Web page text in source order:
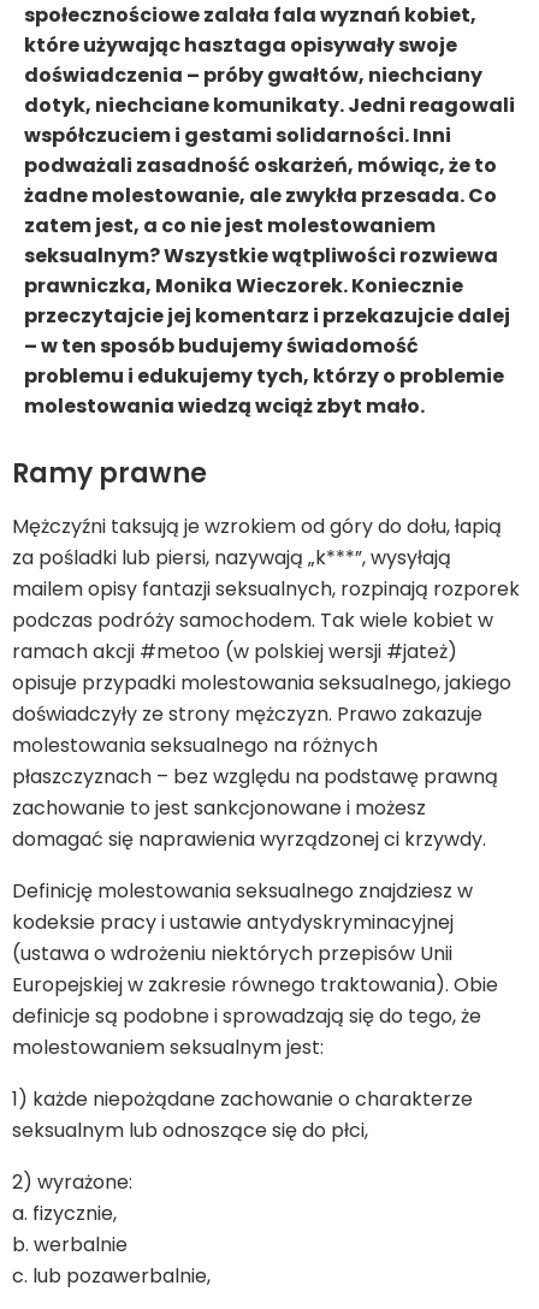
społecznościowe zalała fala wyznań kobiet,
które używając hasztaga opisywały swoje
doświadczenia – próby gwałtów, niechciany
dotyk, niechciane komunikaty. Jedni reagowali
współczuciem i gestami solidarności. Inni
podważali zasadność oskarżeń, mówiąc, że to
żadne molestowanie, ale zwykła przesada. Co
zatem jest, a co nie jest molestowaniem
seksualnym? Wszystkie wątpliwości rozwiewa
prawniczka, Monika Wieczorek. Koniecznie
przeczytajcie jej komentarz i przekazujcie dalej
– w ten sposób budujemy świadomość
problemu i edukujemy tych, którzy o problemie
molestowania wiedzą wciąż zbyt mało.
Ramy prawne
Mężczyźni taksują je wzrokiem od góry do dołu, łapią
za pośladki lub piersi, nazywają „k***”, wysyłają
mailem opisy fantazji seksualnych, rozpinają rozporek
podczas podróży samochodem. Tak wiele kobiet w
ramach akcji #metoo (w polskiej wersji #jateż)
opisuje przypadki molestowania seksualnego, jakiego
doświadczyły ze strony mężczyzn. Prawo zakazuje
molestowania seksualnego na różnych
płaszczyznach – bez względu na podstawę prawną
zachowanie to jest sankcjonowane i możesz
domagać się naprawienia wyrządzonej ci krzywdy.
Definicję molestowania seksualnego znajdziesz w
kodeksie pracy i ustawie antydyskryminacyjnej
(ustawa o wdrożeniu niektórych przepisów Unii
Europejskiej w zakresie równego traktowania). Obie
definicje są podobne i sprowadzają się do tego, że
molestowaniem seksualnym jest:
1) każde niepożądane zachowanie o charakterze
seksualnym lub odnoszące się do płci,
2) wyrażone:
a. fizycznie,
b. werbalnie
c. lub pozawerbalnie,